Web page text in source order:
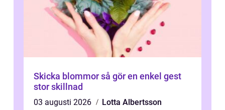
Skicka blommor så gör en enkel gest
stor skillnad
03 augusti 2026
Lotta Albertsson